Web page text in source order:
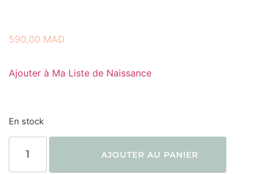
590,00 MAD
Ajouter à Ma Liste de Naissance
En stock
AJOUTER AU PANIER